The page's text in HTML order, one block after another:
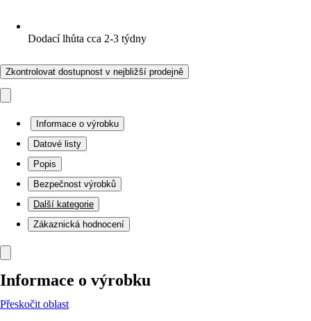
Dodací lhůta cca 2-3 týdny
Zkontrolovat dostupnost v nejbližší prodejně
Informace o výrobku
Datové listy
Popis
Bezpečnost výrobků
Další kategorie
Zákaznická hodnocení
Informace o výrobku
Přeskočit oblast